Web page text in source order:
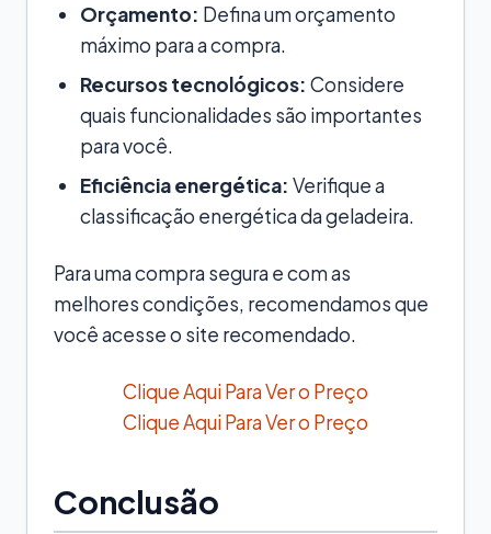
Orçamento: Defina um orçamento
máximo para a compra.
Recursos tecnológicos: Considere
quais funcionalidades são importantes
para você.
Eficiência energética: Verifique a
classificação energética da geladeira.
Para uma compra segura e com as
melhores condições, recomendamos que
você acesse o site recomendado.
Clique Aqui Para Ver o Preço
Clique Aqui Para Ver o Preço
Conclusão